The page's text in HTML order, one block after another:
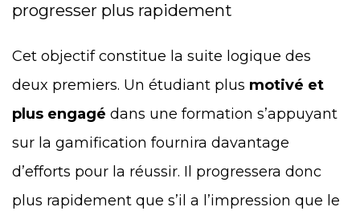
progresser plus rapidement
Cet objectif constitue la suite logique des
deux premiers. Un étudiant plus motivé et
plus engagé dans une formation s’appuyant
sur la gamification fournira davantage
d’efforts pour la réussir. Il progressera donc
plus rapidement que s’il a l’impression que le